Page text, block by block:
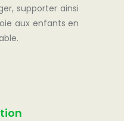
supporter ainsi
aux enfants en